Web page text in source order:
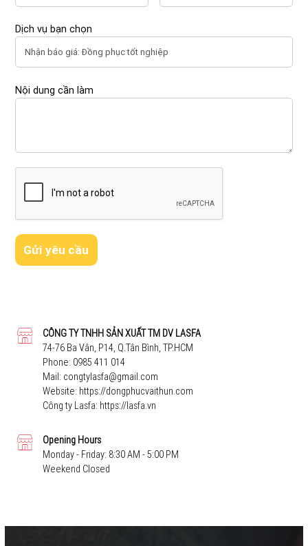
Dịch vụ bạn chọn
Nội dung cần làm
CÔNG TY TNHH SẢN XUẤT TM DV LASFA
74-76 Ba Vân, P14, Q.Tân Bình, TP.HCM
Phone: 0985 411 014
Mail: congtylasfa@gmail.com
Website: https://dongphucvaithun.com
Công ty Lasfa: https://lasfa.vn
Opening Hours
Monday - Friday: 8:30 AM - 5:00 PM
Weekend Closed